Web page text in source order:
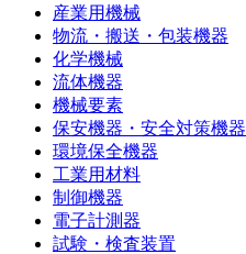
産業用機械
物流・搬送・包装機器
化学機械
流体機器
機械要素
保安機器・安全対策機器
環境保全機器
工業用材料
制御機器
電子計測器
試験・検査装置